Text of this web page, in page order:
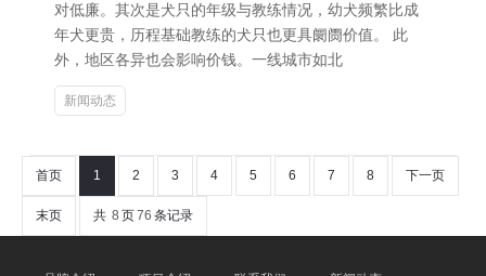
对低廉。其次是犬只的年级与教练情况，幼犬频繁比成
年犬更贵，历程基础教练的犬只也更具阛阓价值。 此
外，地区各异也会影响价钱。一线城市如北
新闻动态
首页 1 2 3 4 5 6 7 8 下一页
末页 共 8 页76 条记录